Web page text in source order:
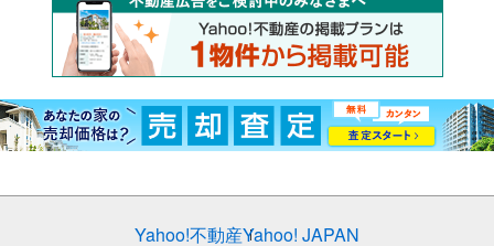
Yahoo!不動産Yahoo! JAPAN